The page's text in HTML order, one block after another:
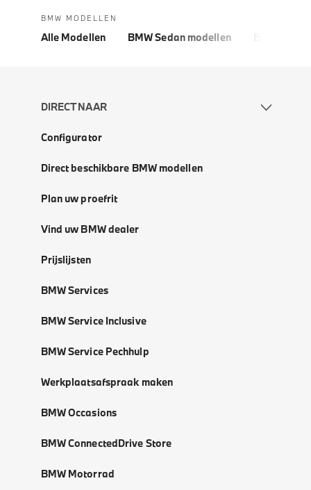
BMW MODELLEN
Alle Modellen BMW Sedan modellen
DIRECT NAAR
Configurator
Direct beschikbare BMW modellen
Plan uw proefrit
Vind uw BMW dealer
Prijslijsten
BMW Services
BMW Service Inclusive
BMW Service Pechhulp
Werkplaatsafspraak maken
BMW Occasions
BMW ConnectedDrive Store
BMW Motorrad